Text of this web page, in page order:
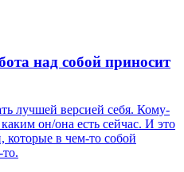
над собой приносит
лучшей версией себя. Кому-
он/она есть сейчас. И это
которые в чем-то собой